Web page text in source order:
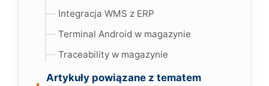
Integracja WMS z ERP
Terminal Android w magazynie
Traceability w magazynie
Artykuły powiązane z tematem